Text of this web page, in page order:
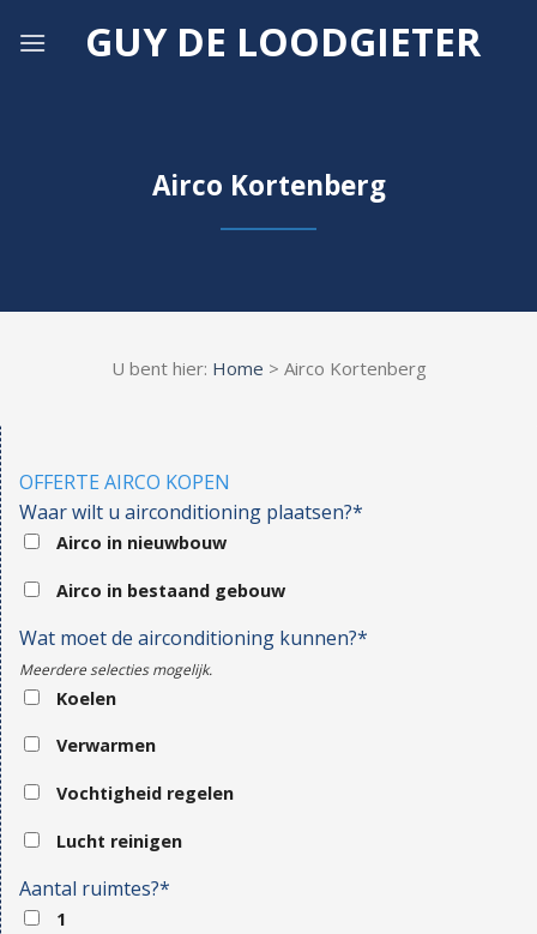
GUY DE LOODGIETER
Airco Kortenberg
U bent hier: Home > Airco Kortenberg
OFFERTE AIRCO KOPEN
Waar wilt u airconditioning plaatsen?*
Airco in nieuwbouw
Airco in bestaand gebouw
Wat moet de airconditioning kunnen?*
Meerdere selecties mogelijk.
Koelen
Verwarmen
Vochtigheid regelen
Lucht reinigen
Aantal ruimtes?*
1